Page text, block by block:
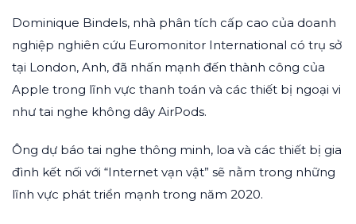
Dominique Bindels, nhà phân tích cấp cao của doanh
nghiệp nghiên cứu Euromonitor International có trụ sở
tại London, Anh, đã nhấn mạnh đến thành công của
Apple trong lĩnh vực thanh toán và các thiết bị ngoại vi
như tai nghe không dây AirPods.
Ông dự báo tai nghe thông minh, loa và các thiết bị gia
đình kết nối với “Internet vạn vật” sẽ nằm trong những
lĩnh vực phát triển mạnh trong năm 2020.